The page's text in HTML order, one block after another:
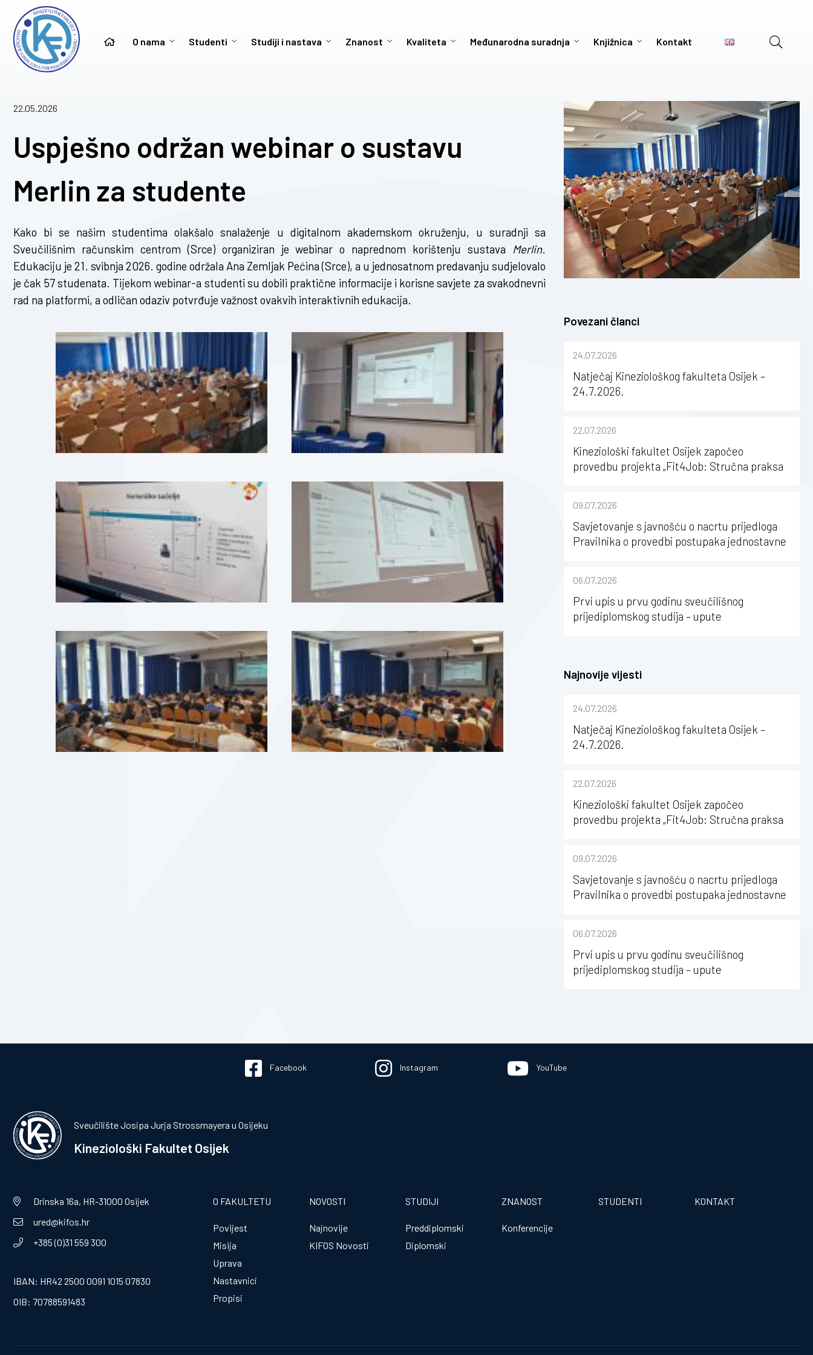
O nama Studenti Studiji i nastava Znanost Kvaliteta Međunarodna suradnja Knjižnica Kontakt
22.05.2026
Uspješno održan webinar o sustavu
Merlin za studente
Kako bi se našim studentima olakšalo snalaženje u digitalnom akademskom okruženju, u suradnji sa
Sveučilišnim računskim centrom (Srce) organiziran je webinar o naprednom korištenju sustava Merlin.
Edukaciju je 21. svibnja 2026. godine održala Ana Zemljak Pećina (Srce), a u jednosatnom predavanju sudjelovalo
je čak 57 studenata. Tijekom webinar-a studenti su dobili praktične informacije i korisne savjete za svakodnevni
rad na platformi, a odličan odaziv potvrđuje važnost ovakvih interaktivnih edukacija.
Povezani članci
24.07.2026
Natječaj Kineziološkog fakulteta Osijek –
24.7.2026.
22.07.2026
Kineziološki fakultet Osijek započeo
provedbu projekta „Fit4Job: Stručna praksa
09.07.2026
Savjetovanje s javnošću o nacrtu prijedloga
Pravilnika o provedbi postupaka jednostavne
Strossmayera u Osijeku
06.07.2026
Prvi upis u prvu godinu sveučilišnog
prijediplomskog studija – upute
Najnovije vijesti
24.07.2026
Natječaj Kineziološkog fakulteta Osijek –
24.7.2026.
22.07.2026
Kineziološki fakultet Osijek započeo
provedbu projekta „Fit4Job: Stručna praksa
09.07.2026
Savjetovanje s javnošću o nacrtu prijedloga
Pravilnika o provedbi postupaka jednostavne
Strossmayera u Osijeku
06.07.2026
Prvi upis u prvu godinu sveučilišnog
prijediplomskog studija – upute
Facebook Instagram YouTube
Sveučilište Josipa Jurja Strossmayera u Osijeku
Kineziološki Fakultet Osijek
Drinska 16a, HR-31000 Osijek
ured@kifos.hr
+385 (0)31 559 300
IBAN: HR42 2500 0091 1015 07830
OIB: 70788591483
O FAKULTETU
Povijest
Misija
Uprava
Nastavnici
Propisi
NOVOSTI
Najnovije
KIFOS Novosti
STUDIJI
Preddiplomski
Diplomski
ZNANOST
Konferencije
STUDENTI KONTAKT